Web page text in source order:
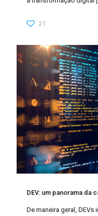
21
DEV: um panorama da
De maneira geral, DEVs